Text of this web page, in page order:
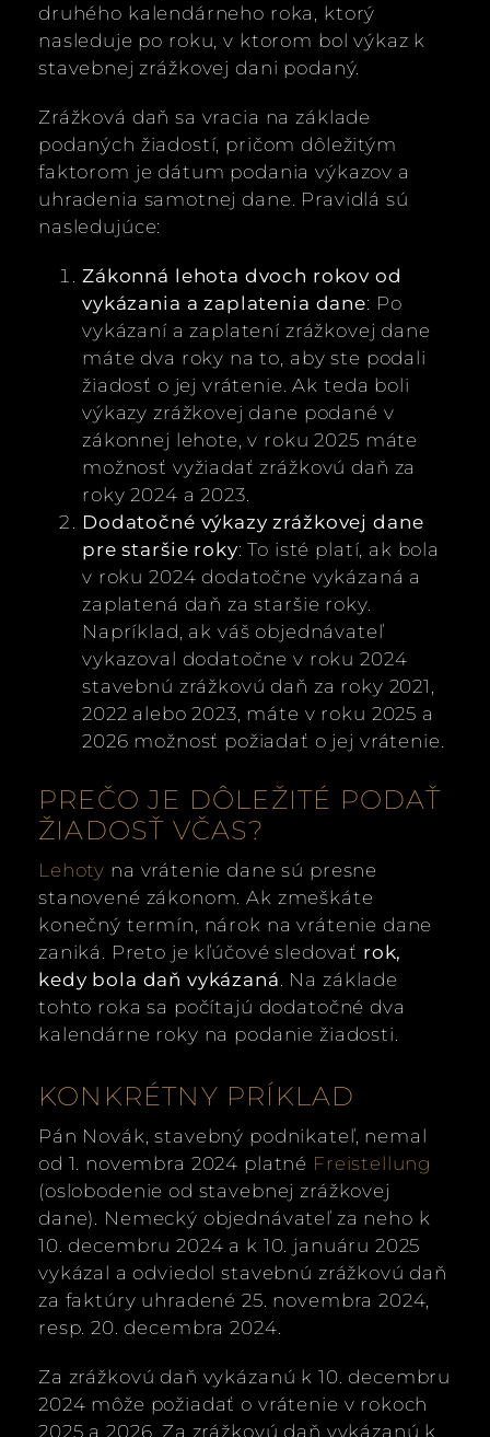
druhého kalendárneho roka, ktorý
nasleduje po roku, v ktorom bol výkaz k
stavebnej zrážkovej dani podaný.
Zrážková daň sa vracia na základe
podaných žiadostí, pričom dôležitým
faktorom je dátum podania výkazov a
uhradenia samotnej dane. Pravidlá sú
nasledujúce:
Zákonná lehota dvoch rokov od
vykázania a zaplatenia dane: Po
vykázaní a zaplatení zrážkovej dane
máte dva roky na to, aby ste podali
žiadosť o jej vrátenie. Ak teda boli
výkazy zrážkovej dane podané v
zákonnej lehote, v roku 2025 máte
možnosť vyžiadať zrážkovú daň za
roky 2024 a 2023.
Dodatočné výkazy zrážkovej dane
pre staršie roky: To isté platí, ak bola
v roku 2024 dodatočne vykázaná a
zaplatená daň za staršie roky.
Napríklad, ak váš objednávateľ
vykazoval dodatočne v roku 2024
stavebnú zrážkovú daň za roky 2021,
2022 alebo 2023, máte v roku 2025 a
2026 možnosť požiadať o jej vrátenie.
PREČO JE DÔLEŽITÉ PODAŤ
ŽIADOSŤ VČAS?
Lehoty na vrátenie dane sú presne
stanovené zákonom. Ak zmeškáte
konečný termín, nárok na vrátenie dane
zaniká. Preto je kľúčové sledovať rok,
kedy bola daň vykázaná . Na základe
tohto roka sa počítajú dodatočné dva
kalendárne roky na podanie žiadosti.
KONKRÉTNY PRÍKLAD
Pán Novák, stavebný podnikateľ, nemal
od 1. novembra 2024 platné Freistellung
(oslobodenie od stavebnej zrážkovej
dane). Nemecký objednávateľ za neho k
10. decembru 2024 a k 10. januáru 2025
vykázal a odviedol stavebnú zrážkovú daň
za faktúry uhradené 25. novembra 2024,
resp. 20. decembra 2024.
Za zrážkovú daň vykázanú k 10. decembru
2024 môže požiadať o vrátenie v rokoch
2025 a 2026. Za zrážkovú daň vykázanú k